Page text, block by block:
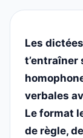
Les
t’entraîner
verbales
Le format
de règle,